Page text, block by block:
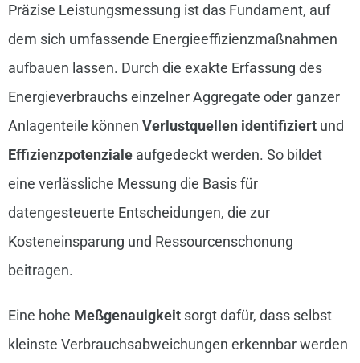
Präzise Leistungsmessung ist das Fundament, auf
dem sich umfassende Energieeffizienzmaßnahmen
aufbauen lassen. Durch die exakte Erfassung des
Energieverbrauchs einzelner Aggregate oder ganzer
Anlagenteile können Verlustquellen identifiziertund
Effizienzpotenzialeaufgedeckt werden. So bildet
eine verlässliche Messung die Basis für
datengesteuerte Entscheidungen, die zur
Kosteneinsparung und Ressourcenschonung
beitragen.
Eine hohe Meßgenauigkeitsorgt dafür, dass selbst
kleinste Verbrauchsabweichungen erkennbar werden